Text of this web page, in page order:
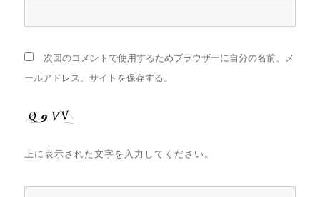
次回のコメントで使用するためブラウザーに自分の名前、メ
ールアドレス、サイトを保存する。
上に表示された文字を入力してください。